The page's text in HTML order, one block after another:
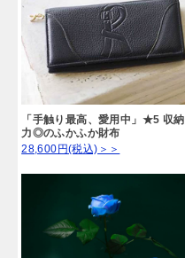
「手触り最高、愛用中」★5 収納
力◎のふかふか財布
28,600円(税込)＞＞